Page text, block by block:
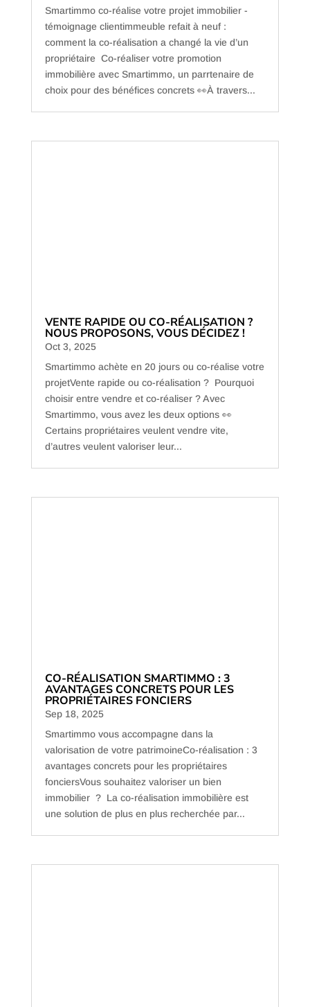
Smartimmo co-réalise votre projet immobilier -
témoignage clientimmeuble refait à neuf :
comment la co-réalisation a changé la vie d’un
propriétaire Co-réaliser votre promotion
immobilière avec Smartimmo, un parrtenaire de
choix pour des bénéfices concrets 👀À travers...
VENTE RAPIDE OU CO-RÉALISATION ?
NOUS PROPOSONS, VOUS DÉCIDEZ !
Oct 3, 2025
Smartimmo achète en 20 jours ou co-réalise votre
projetVente rapide ou co-réalisation ? Pourquoi
choisir entre vendre et co-réaliser ? Avec
Smartimmo, vous avez les deux options 👀
Certains propriétaires veulent vendre vite,
d’autres veulent valoriser leur...
CO-RÉALISATION SMARTIMMO : 3
AVANTAGES CONCRETS POUR LES
PROPRIÉTAIRES FONCIERS
Smartimmo vous accompagne dans la
valorisation de votre patrimoineCo-réalisation : 3
avantages concrets pour les propriétaires
fonciersVous souhaitez valoriser un bien
immobilier ? La co-réalisation immobilière est